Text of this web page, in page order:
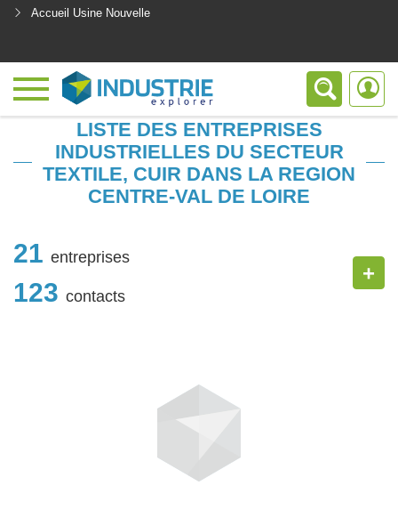
Accueil Usine Nouvelle
LISTE DES ENTREPRISES
INDUSTRIELLES DU SECTEUR
TEXTILE, CUIR DANS LA REGION
CENTRE-VAL DE LOIRE
21 entreprises
123 contacts
+